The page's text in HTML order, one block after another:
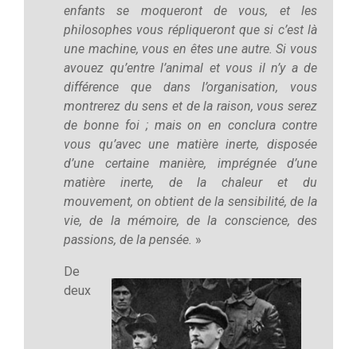
enfants se moqueront de vous, et les
philosophes vous répliqueront que si c’est là
une machine, vous en êtes une autre. Si vous
avouez qu’entre l’animal et vous il n’y a de
différence que dans l’organisation, vous
montrerez du sens et de la raison, vous serez
de bonne foi ; mais on en conclura contre
vous qu’avec une matière inerte, disposée
d’une certaine manière, imprégnée d’une
matière inerte, de la chaleur et du
mouvement, on obtient de la sensibilité, de la
vie, de la mémoire, de la conscience, des
passions, de la pensée. »
De
deux